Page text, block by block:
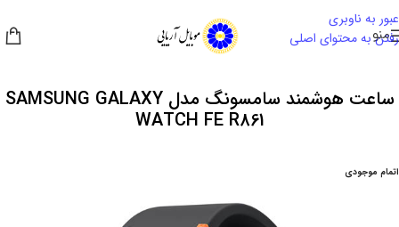
عبور به ناوبری
رفتن به محتوای اصلی
منو
ساعت هوشمند سامسونگ مدل SAMSUNG GALAXY
WATCH FE R861
اتمام موجودی